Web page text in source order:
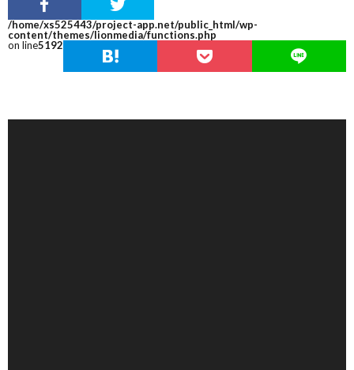
/home/xs525443/project-app.net/public_html/wp-
content/themes/lionmedia/functions.php
on line5192